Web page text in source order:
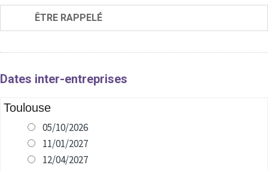
ÊTRE RAPPELÉ
Dates inter-entreprises
Toulouse
05/10/2026
11/01/2027
12/04/2027